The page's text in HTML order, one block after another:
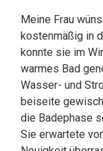
Meine Frau
kostenmäßig in
konnte sie im
warmes Bad
Wasser- und
beiseite
die Badephase
Sie erwartete